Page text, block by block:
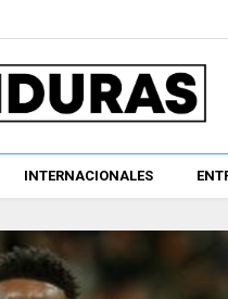
INTERNACIONALES